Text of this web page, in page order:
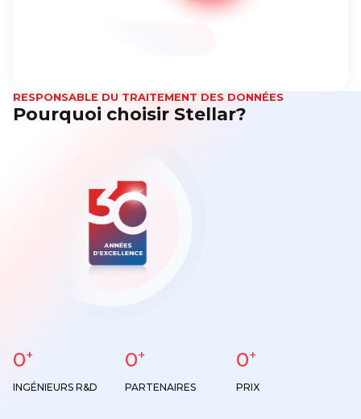
RESPONSABLE DU TRAITEMENT DES DONNÉES
Pourquoi choisir Stellar?
0+
INGÉNIEURS R&D
0+
PARTENAIRES
0+
PRIX